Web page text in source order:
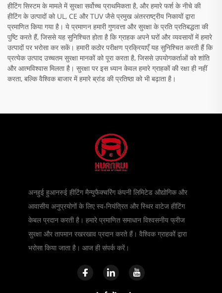
हीटिंग सिस्टम के मामले में सुरक्षा सर्वोच्च प्राथमिकता है, और हमारे फर्श के नीचे की
हीटिंग के उत्पादों को UL, CE और TUV जैसे प्रमुख अंतरराष्ट्रीय निकायों द्वारा
प्रमाणित किया गया है। ये प्रमाणन हमारी गुणवत्ता और सुरक्षा के प्रति प्रतिबद्धता की
पुष्टि करते हैं, जिससे यह सुनिश्चित होता है कि ग्राहक अपने घरों और व्यवसायों में हमारे
उत्पादों पर भरोसा कर सकें। हमारी कठोर परीक्षण प्रक्रियाएँ यह सुनिश्चित करती हैं कि
प्रत्येक उत्पाद उच्चतम सुरक्षा मानकों को पूरा करता है, जिससे उपयोगकर्ताओं को शांति
और आत्मविश्वास मिलता है। सुरक्षा पर इस ध्यान केवल हमारे ग्राहकों की रक्षा ही नहीं
करता, बल्कि वैश्विक बाजार में हमारे ब्रांड की प्रतिष्ठा को भी बढ़ाता है।
अनहुई हुआनरुई हीटिंग मैन्युफैक्चरिंग कंपनी लिमिटेड औद्योगिक और
आवासीय अनुप्रयोगों के लिए स्व-नियंत्रित और स्थिर वाटेज हीटिंग
केबल प्रदान करती है। हमारे प्रमाणित समाधान विश्वसनीय फ्रीज
सुरक्षा और तापमान रखरखाव प्रदान करते हैं। वैश्विक ग्राहकों द्वारा
भरोसा किया जाता है। आज ही संपर्क करें।